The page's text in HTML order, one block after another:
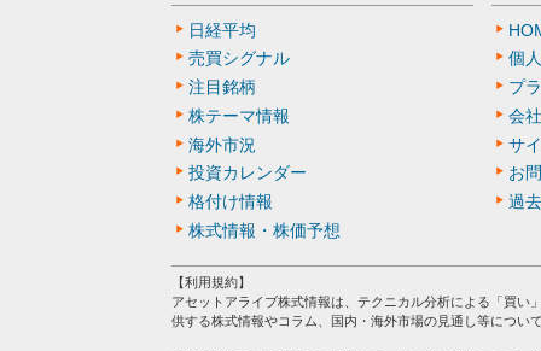
日経平均
売買シグナル
注目銘柄
株テーマ情報
海外市況
投資カレンダー
格付け情報
株式情報・株価予想
個
プ
会
サ
お
過
【利用規約】
アセットアライブ株式情報は、テクニカル分析による「買
供する株式情報やコラム、国内・海外市場の見通し等につい